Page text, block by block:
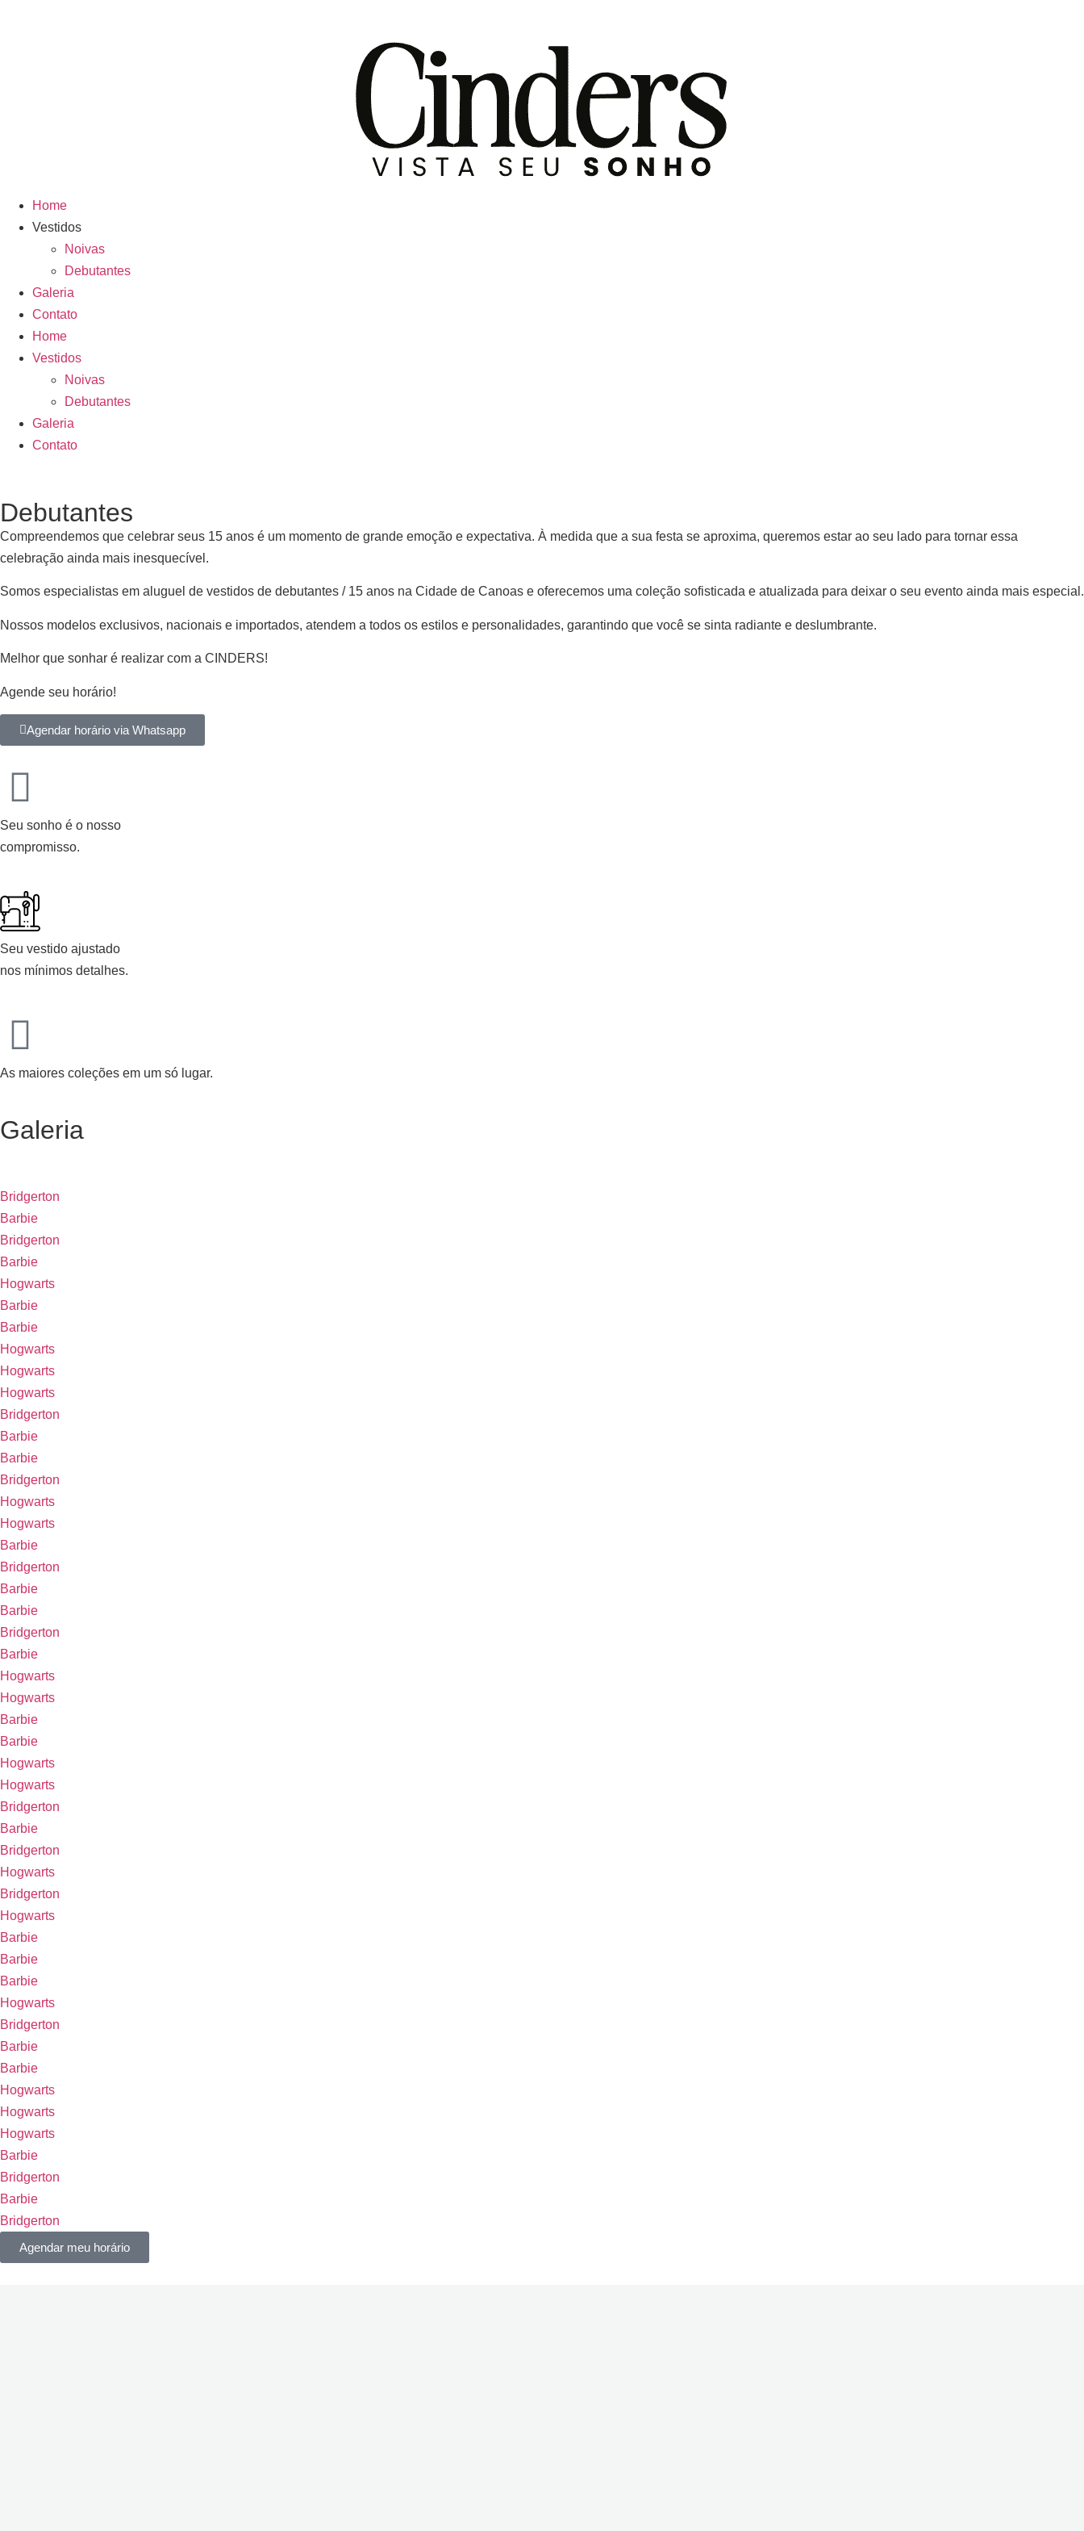
Home
Vestidos
Noivas
Debutantes
Galeria
Contato
Home
Vestidos
Noivas
Debutantes
Galeria
Contato
Debutantes
Compreendemos que celebrar seus 15 anos é um momento de grande emoção e expectativa. À medida que a sua festa se aproxima, queremos estar ao seu lado para tornar essa
celebração ainda mais inesquecível.
Somos especialistas em aluguel de vestidos de debutantes / 15 anos na Cidade de Canoas e oferecemos uma coleção sofisticada e atualizada para deixar o seu evento ainda mais especial.
Nossos modelos exclusivos, nacionais e importados, atendem a todos os estilos e personalidades, garantindo que você se sinta radiante e deslumbrante.
Melhor que sonhar é realizar com a CINDERS!
Agende seu horário!
Agendar horário via Whatsapp
Seu sonho é o nosso
compromisso.
Seu vestido ajustado
nos mínimos detalhes.
As maiores coleções em um só lugar.
Galeria
Bridgerton
Barbie
Bridgerton
Barbie
Hogwarts
Barbie
Barbie
Hogwarts
Hogwarts
Hogwarts
Bridgerton
Barbie
Barbie
Bridgerton
Hogwarts
Hogwarts
Barbie
Bridgerton
Barbie
Barbie
Bridgerton
Barbie
Hogwarts
Hogwarts
Barbie
Barbie
Hogwarts
Hogwarts
Bridgerton
Barbie
Bridgerton
Hogwarts
Bridgerton
Hogwarts
Barbie
Barbie
Barbie
Hogwarts
Bridgerton
Barbie
Barbie
Hogwarts
Hogwarts
Hogwarts
Barbie
Bridgerton
Barbie
Bridgerton
Agendar meu horário